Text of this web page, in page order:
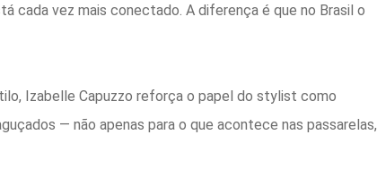
cada vez mais conectado. A diferença é que no Brasil o
Izabelle Capuzzo reforça o papel do stylist como
— não apenas para o que acontece nas passarelas,